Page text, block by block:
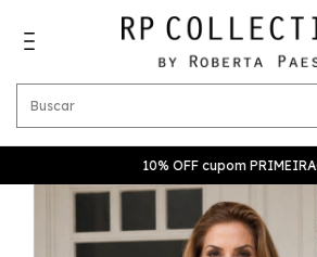
10% OFF cupom